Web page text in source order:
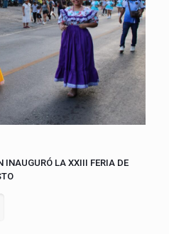
LA XXIII FERIA DE